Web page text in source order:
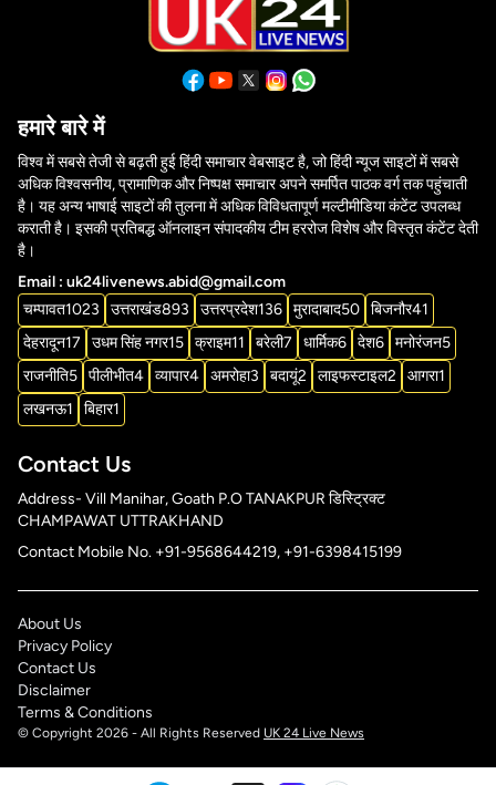
हमारे बारे में
विश्व में सबसे तेजी से बढ़ती हुई हिंदी समाचार वेबसाइट है, जो हिंदी न्यूज साइटों में सबसे
अधिक विश्वसनीय, प्रामाणिक और निष्पक्ष समाचार अपने समर्पित पाठक वर्ग तक पहुंचाती
है। यह अन्य भाषाई साइटों की तुलना में अधिक विविधतापूर्ण मल्टीमीडिया कंटेंट उपलब्ध
कराती है। इसकी प्रतिबद्ध ऑनलाइन संपादकीय टीम हररोज विशेष और विस्तृत कंटेंट देती
है।
Email : uk24livenews.abid@gmail.com
चम्पावत1023 उत्तराखंड893 उत्तरप्रदेश136 मुरादाबाद50 बिजनौर41
देहरादून17 उधम सिंह नगर15 क्राइम11 बरेली7 धार्मिक6 देश6 मनोरंजन5
राजनीति5 पीलीभीत4 व्यापार4 अमरोहा3 बदायूं2 लाइफस्टाइल2 आगरा1
लखनऊ1 बिहार1
Contact Us
Address- Vill Manihar, Goath P.O TANAKPUR डिस्ट्रिक्ट
CHAMPAWAT UTTRAKHAND
Contact Mobile No. +91-9568644219, +91-6398415199
About Us
Privacy Policy
Contact Us
Disclaimer
Terms & Conditions
© Copyright 2026 - All Rights Reserved UK 24 Live News